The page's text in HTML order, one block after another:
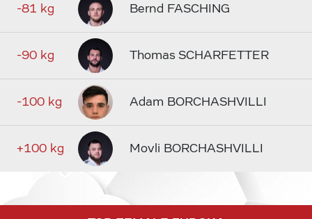
-81 kg Bernd FASCHING
-90 kg Thomas SCHARFETTER
-100 kg Adam BORCHASHVILLI
+100 kg Movli BORCHASHVILLI